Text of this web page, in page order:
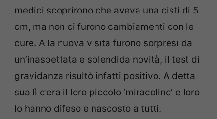
medici scoprirono che aveva una cisti di 5
cm, ma non ci furono cambiamenti con le
cure. Alla nuova visita furono sorpresi da
un’inaspettata e splendida novità, il test di
gravidanza risultò infatti positivo. A detta
sua lì c’era il loro piccolo ‘miracolino’ e loro
lo hanno difeso e nascosto a tutti.